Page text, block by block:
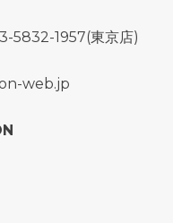
5832-1957(東京店)
web.jp